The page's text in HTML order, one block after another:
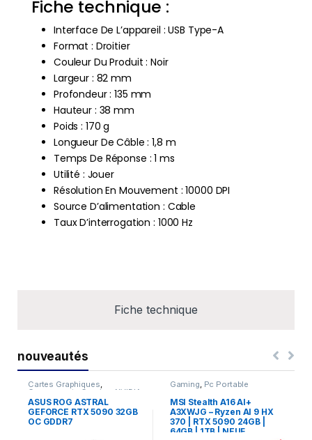
Fiche technique
Fiche technique :
Interface De L’appareil : USB Type-A
Format : Droitier
Couleur Du Produit : Noir
Largeur : 82 mm
Profondeur : 135 mm
Hauteur : 38 mm
Poids : 170 g
Longueur De Câble : 1,8 m
Temps De Réponse : 1 ms
Utilité : Jouer
Résolution En Mouvement : 10000 DPI
Source D’alimentation : Cable
Taux D’interrogation : 1000 Hz
nouveautés
Cartes Graphiques,
Composants Gaming NVIDIA
ASUS ROG ASTRAL
GEFORCE RTX 5090 32GB
OC GDDR7
Gaming, Pc Portable
MSI Stealth A16 AI+
A3XWJG – Ryzen AI 9 HX
370 | RTX 5090 24GB |
64GB | 1TB | NEUF